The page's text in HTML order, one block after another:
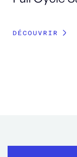
DÉCOUVRIR